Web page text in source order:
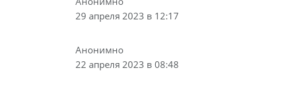
29 апреля 2023 в 12:17
Анонимно
22 апреля 2023 в 08:48